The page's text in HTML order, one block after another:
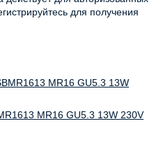
для получения
MR16 GU5.3 13W 230V